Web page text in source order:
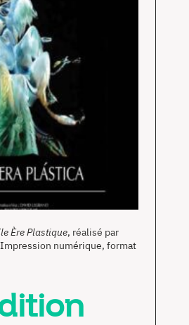
Ère Plastique, réalisé par
numérique, format